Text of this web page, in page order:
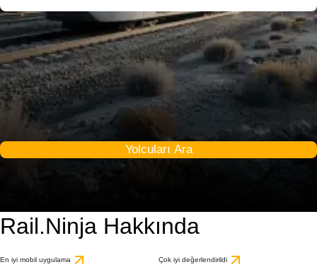
Yolcuları Ara
Rail.Ninja Hakkında
En iyi mobil uygulama Çok iyi değerlendirildi